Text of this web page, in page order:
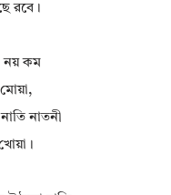
রবে।
নয় কম
নাতনী